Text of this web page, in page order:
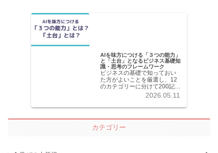
AIを味方につける「３つの能力」
と「土台」となるビジネス基礎知
識・思考のフレームワーク
ビジネスの基礎で知っておい
た方がよいことを厳選し、12
のカテゴリーに分けて200記事
以上を掲載しています。各記
事共分かりやすく解説してい
ます。
2026.05.11
カテゴリー